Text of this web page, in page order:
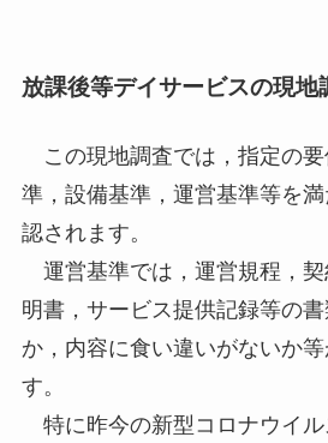
放課後等デイサービスの現地
この現地調査では，指定の要
準，設備基準，運営基準等を
認されます。
運営基準では，運営規程，契
明書，サービス提供記録等の
か，内容に食い違いがないか
す。
特に昨今の新型コロナウイル